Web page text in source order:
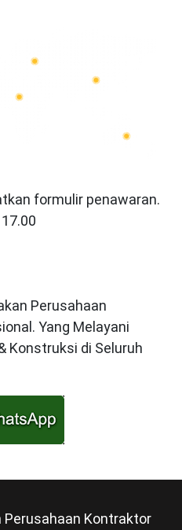
formulir penawaran.
Perusahaan
Yang Melayani
Konstruksi di Seluruh
Perusahaan Kontraktor